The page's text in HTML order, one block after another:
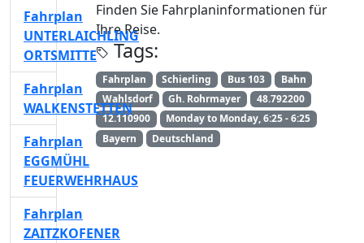
Finden Sie Fahrplaninformationen für
Ihre Reise.
Tags:
Fahrplan Schierling Bus 103
Bahn
Wahlsdorf
Gh. Rohrmayer
48.792200
12.110900
Monday to Monday, 6:25 - 6:25
Bayern
Deutschland
Fahrplan
UNTERLAICHLING
ORTSMITTE
Fahrplan
WALKENSTETTEN
Fahrplan
EGGMÜHL
FEUERWEHRHAUS
Fahrplan
ZAITZKOFENER